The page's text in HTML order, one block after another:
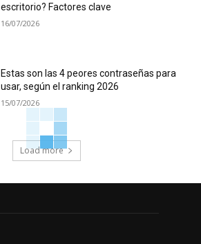
escritorio? Factores clave
16/07/2026
Estas son las 4 peores contraseñas para
usar, según el ranking 2026
15/07/2026
Load more